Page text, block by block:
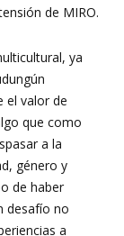
de MIRO.
ya
el valor de
que como
a la
género y
de haber
desafío no
a